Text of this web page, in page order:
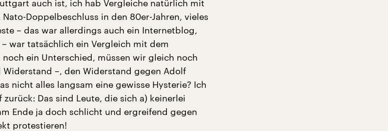
auch ist, ich hab Vergleiche natürlich mit
Doppelbeschluss in den 80er-Jahren, vieles
– das war allerdings auch ein Internetblog,
war tatsächlich ein Vergleich mit dem
ein Unterschied, müssen wir gleich noch
–, den Widerstand gegen Adolf
nicht alles langsam eine gewisse Hysterie? Ich
Das sind Leute, die sich a) keinerlei
Ende ja doch schlicht und ergreifend gegen
protestieren!